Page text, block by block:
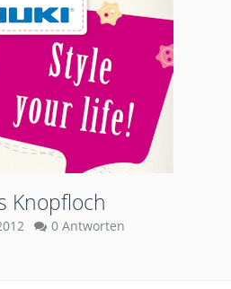
Knopfloch
0 Antworten